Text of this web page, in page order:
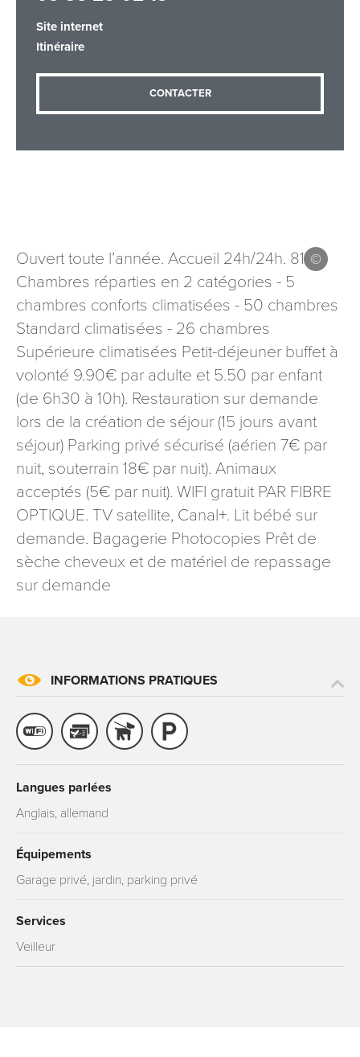
Site internet
Itinéraire
CONTACTER
Ouvert toute l’année. Accueil 24h/24h. 81
Chambres réparties en 2 catégories - 5
chambres conforts climatisées - 50 chambres
Standard climatisées - 26 chambres
Supérieure climatisées Petit-déjeuner buffet à
volonté 9.90€ par adulte et 5.50 par enfant
(de 6h30 à 10h). Restauration sur demande
lors de la création de séjour (15 jours avant
séjour) Parking privé sécurisé (aérien 7€ par
nuit, souterrain 18€ par nuit). Animaux
acceptés (5€ par nuit). WIFI gratuit PAR FIBRE
OPTIQUE. TV satellite, Canal+. Lit bébé sur
demande. Bagagerie Photocopies Prêt de
sèche cheveux et de matériel de repassage
sur demande
INFORMATIONS PRATIQUES
Langues parlées
Anglais, allemand
Équipements
Garage privé, jardin, parking privé
Services
Veilleur
Les informations recueillies à partir de ce formulaire sont
nécessaires au traitement de votre demande (sauf
mention contraire). Vous disposez d’un droit d’accès, de
rectification et d’opposition aux données vous concernant,
courriel à tourisme@departement54.fr ou par courrier
signé accompagné de la copie d’un titre d’identité à
l’adresse suivante : Meurthe & Moselle Tourisme - 48
esplanade Jacques-Baudot CO 90019 54035 NANCY
cedex
reCAPTCHA